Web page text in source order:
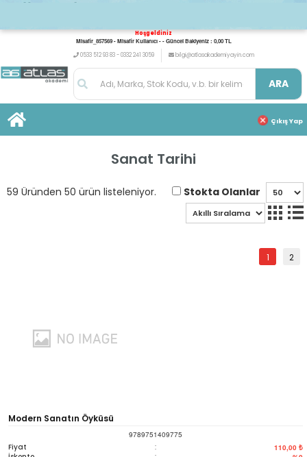
Hoşgeldiniz
Misafir_857569 - Misafir Kullanıcı - - Güncel Bakiyeniz : 0,00 TL
0533 512 93 83 - 0332 241 3059
bilgi@atlasakademiyayin.com
ARA
Çıkış Yap
Sanat Tarihi
59 Üründen 50 ürün listeleniyor. Stokta Olanlar
1 2
Modern Sanatın Öyküsü
9789751409775
Fiyat : 110,00 ₺